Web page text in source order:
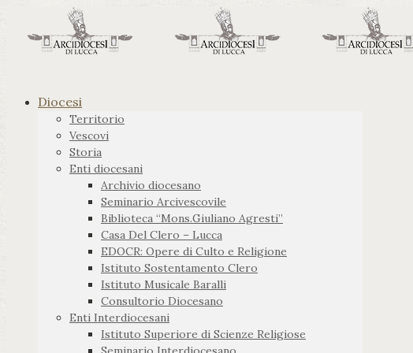
Diocesi
Territorio
Vescovi
Storia
Enti diocesani
Archivio diocesano
Seminario Arcivescovile
Biblioteca “Mons.Giuliano Agresti”
Casa Del Clero – Lucca
EDOCR: Opere di Culto e Religione
Istituto Sostentamento Clero
Istituto Musicale Baralli
Consultorio Diocesano
Enti Interdiocesani
Istituto Superiore di Scienze Religiose